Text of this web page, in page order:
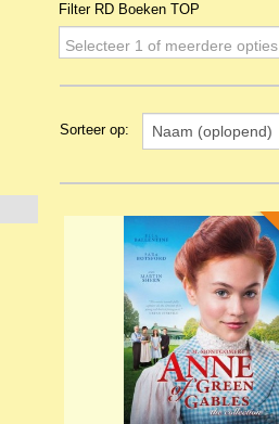
Filter RD Boeken TOP
Selecteer 1 of meerdere opties
Sorteer op: